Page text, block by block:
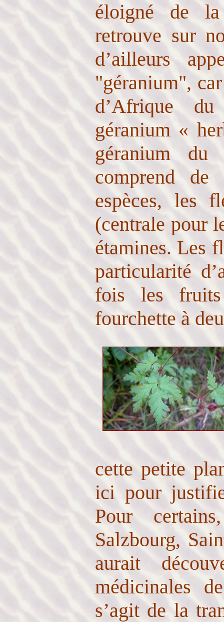
éloigné de
retrouve sur
d’ailleurs
"géranium",
d’Afrique
géranium «
géranium du
comprend
espèces, les
(centrale pour
étamines. Les
particularité
fois les fruits
fourchette à
cette petite
ici pour
Pour
Salzbourg,
aurait
médicinales
s’agit de la